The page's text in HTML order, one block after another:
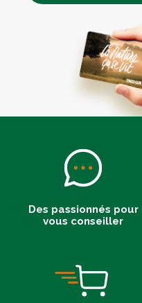
Des passionnés pour
vous conseiller